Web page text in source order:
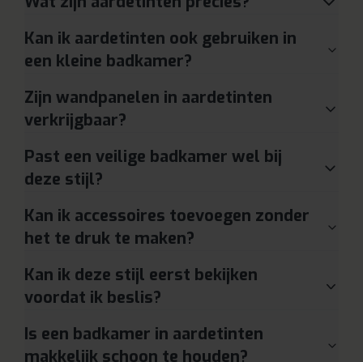
Kan ik aardetinten ook gebruiken in
een kleine badkamer?
Zijn wandpanelen in aardetinten
verkrijgbaar?
Past een veilige badkamer wel bij
deze stijl?
Kan ik accessoires toevoegen zonder
het te druk te maken?
Kan ik deze stijl eerst bekijken
voordat ik beslis?
Is een badkamer in aardetinten
makkelijk schoon te houden?